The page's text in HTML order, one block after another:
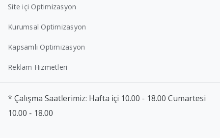
Site içi Optimizasyon
Kurumsal Optimizasyon
Kapsamlı Optimizasyon
Reklam Hizmetleri
* Çalışma Saatlerimiz: Hafta içi 10.00 - 18.00 Cumartesi
10.00 - 18.00